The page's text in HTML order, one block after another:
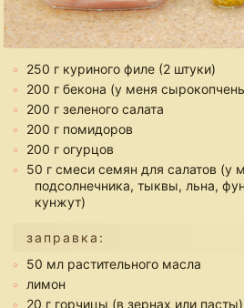
250 г куриного филе (2 штуки)
200 г бекона (у меня
200 г зеленого салата
200 г помидоров
200 г огурцов
50 г смеси семян для салатов (у
подсолнечника, тыквы, льна,
кунжут)
заправка:
50 мл растительного масла
лимон
20 г горчицы (в зернах или пасты)